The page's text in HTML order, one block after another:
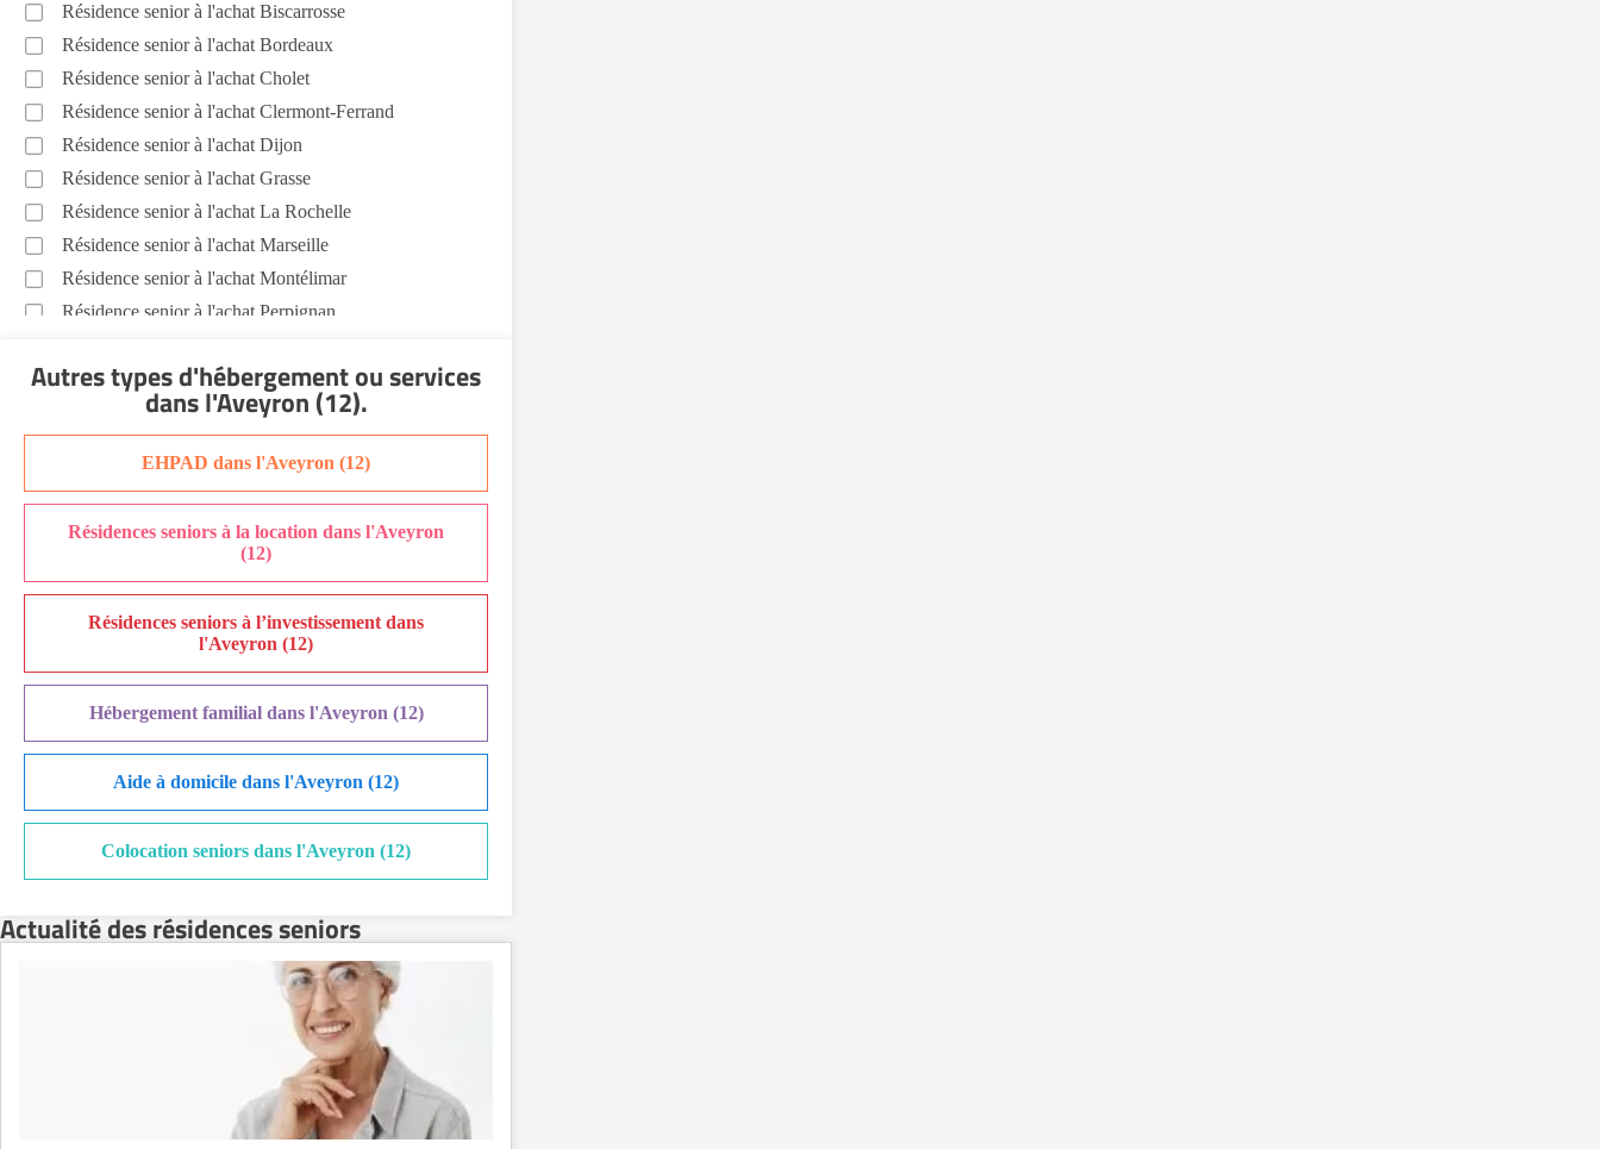
Résidence senior à l'achat Biscarrosse
Résidence senior à l'achat Bordeaux
Résidence senior à l'achat Cholet
Résidence senior à l'achat Clermont-Ferrand
Résidence senior à l'achat Dijon
Résidence senior à l'achat Grasse
Résidence senior à l'achat La Rochelle
Résidence senior à l'achat Marseille
Résidence senior à l'achat Montélimar
Résidence senior à l'achat Perpignan
Résidence senior à l'achat Sainte-Marie
Recherche par ville
Autres types d'hébergement ou services
dans l'Aveyron (12).
EHPAD dans l'Aveyron (12)
Résidences seniors à la location dans l'Aveyron
(12)
Résidences seniors à l’investissement dans
l'Aveyron (12)
Hébergement familial dans l'Aveyron (12)
Aide à domicile dans l'Aveyron (12)
Colocation seniors dans l'Aveyron (12)
Actualité des résidences seniors